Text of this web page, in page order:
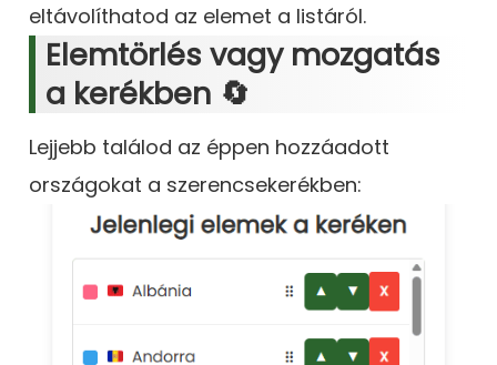
eltávolíthatod az elemet a listáról.
Elemtörlés vagy mozgatás
a kerékben 🔄
Lejjebb találod az éppen hozzáadott
országokat a szerencsekerékben: